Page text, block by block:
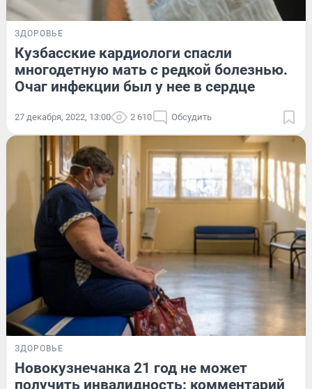
ЗДОРОВЬЕ
Кузбасские кардиологи спасли
многодетную мать с редкой болезнью.
Очаг инфекции был у нее в сердце
27 декабря, 2022, 13:00 2 610 Обсудить
ЗДОРОВЬЕ
Новокузнечанка 21 год не может
получить инвалидность: комментарий